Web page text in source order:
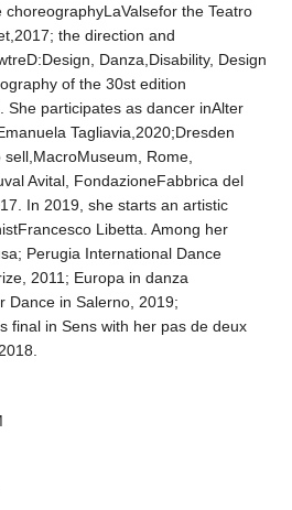
the Teatro
the direction and
Danza,Disability, Design
of the 30st edition
She participates as dancer inAlter
Tagliavia,2020;Dresden
Rome,
Avital, FondazioneFabbrica del
In 2019, she starts an artistic
Libetta. Among her
Perugia International Dance
2011; Europa in danza
Dance in Salerno, 2019;
final in Sens with her pas de deux